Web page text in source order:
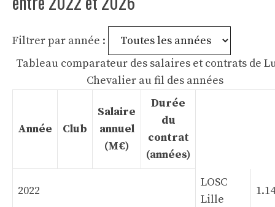
Filtrer par année :
Tableau comparateur des salaires et contrats de
Chevalier au fil des années
Année Club
Salaire
annuel
(M€)
Durée
du
contrat
(années)
2022
LOSC
Lille
1.14